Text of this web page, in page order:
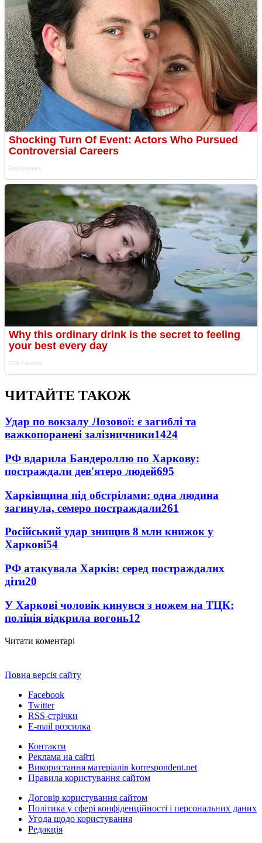
ЧИТАЙТЕ ТАКОЖ
Удар по вокзалу Лозової: є загиблі та
важкопоранені залізничники1424
РФ вдарила Бандероллю по Харкову:
постраждали дев'ятеро людей695
Харківщина під обстрілами: одна людина
загинула, семеро постраждали261
Російський удар знищив 8 млн книжок у
Харкові54
РФ атакувала Харків: серед постраждалих
діти20
У Харкові чоловік кинувся з ножем на ТЦК:
поліція відкрила вогонь12
Читати коментарі
Повна версія сайту
Facebook
Twitter
RSS-стрічки
E-mail розсилка
Контакти
Реклама на сайті
Використання матеріалів korrespondent.net
Правила користування сайтом
Договір користування сайтом
Політика у сфері конфіденційності і персональних даних
Угода щодо користування
Редакція